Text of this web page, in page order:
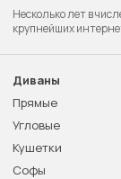
Несколько лет в
крупнейших
Диваны
Прямые
Угловые
Кушетки
Софы